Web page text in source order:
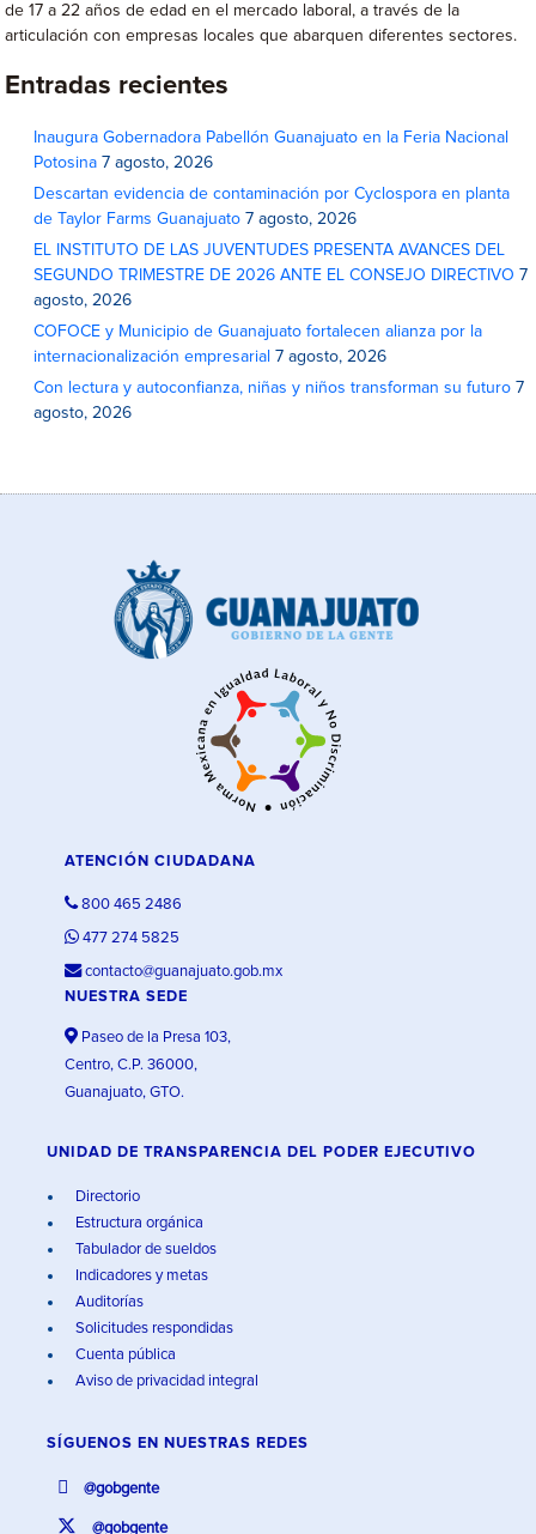
de 17 a 22 años de edad en el mercado laboral, a través de la
articulación con empresas locales que abarquen diferentes sectores.
Entradas recientes
Inaugura Gobernadora Pabellón Guanajuato en la Feria Nacional
Potosina 7 agosto, 2026
Descartan evidencia de contaminación por Cyclospora en planta
de Taylor Farms Guanajuato 7 agosto, 2026
EL INSTITUTO DE LAS JUVENTUDES PRESENTA AVANCES DEL
SEGUNDO TRIMESTRE DE 2026 ANTE EL CONSEJO DIRECTIVO 7
agosto, 2026
COFOCE y Municipio de Guanajuato fortalecen alianza por la
internacionalización empresarial 7 agosto, 2026
Con lectura y autoconfianza, niñas y niños transforman su futuro 7
agosto, 2026
ATENCIÓN CIUDADANA
800 465 2486
477 274 5825
contacto@guanajuato.gob.mx
NUESTRA SEDE
Paseo de la Presa 103,
Centro, C.P. 36000,
Guanajuato, GTO.
UNIDAD DE TRANSPARENCIA DEL PODER EJECUTIVO
Directorio
Estructura orgánica
Tabulador de sueldos
Indicadores y metas
Auditorías
Solicitudes respondidas
Cuenta pública
Aviso de privacidad integral
SÍGUENOS EN NUESTRAS REDES
@gobgente
@gobgente